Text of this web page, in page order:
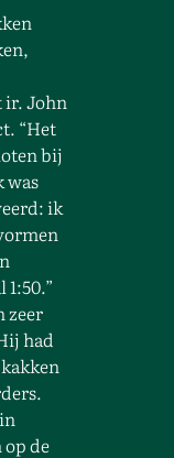
ir. John
“Het
bij
was
ik
zeer
had
op de